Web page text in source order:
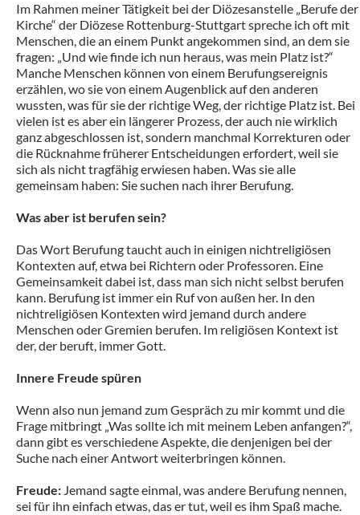
Im Rahmen meiner Tätigkeit bei der Diözesanstelle „Berufe der
Kirche“ der Diözese Rottenburg-Stuttgart spreche ich oft mit
Menschen, die an einem Punkt angekommen sind, an dem sie
fragen: „Und wie finde ich nun heraus, was mein Platz ist?“
Manche Menschen können von einem Berufungsereignis
erzählen, wo sie von einem Augenblick auf den anderen
wussten, was für sie der richtige Weg, der richtige Platz ist. Bei
vielen ist es aber ein längerer Prozess, der auch nie wirklich
ganz abgeschlossen ist, sondern manchmal Korrekturen oder
die Rücknahme früherer Entscheidungen erfordert, weil sie
sich als nicht tragfähig erwiesen haben. Was sie alle
gemeinsam haben: Sie suchen nach ihrer Berufung.
Was aber ist berufen sein?
Das Wort Berufung taucht auch in einigen nichtreligiösen
Kontexten auf, etwa bei Richtern oder Professoren. Eine
Gemeinsamkeit dabei ist, dass man sich nicht selbst berufen
kann. Berufung ist immer ein Ruf von außen her. In den
nichtreligiösen Kontexten wird jemand durch andere
Menschen oder Gremien berufen. Im religiösen Kontext ist
der, der beruft, immer Gott.
Innere Freude spüren
Wenn also nun jemand zum Gespräch zu mir kommt und die
Frage mitbringt „Was sollte ich mit meinem Leben anfangen?“,
dann gibt es verschiedene Aspekte, die denjenigen bei der
Suche nach einer Antwort weiterbringen können.
Freude: Jemand sagte einmal, was andere Berufung nennen,
sei für ihn einfach etwas, das er tut, weil es ihm Spaß mache.